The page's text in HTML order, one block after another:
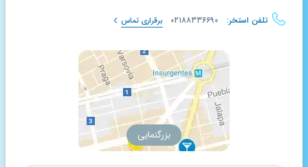
تلفن استخر: ۰۲۱۸۸۳۳۶۶۹۰ برقراری تماس
بزرگنمایی